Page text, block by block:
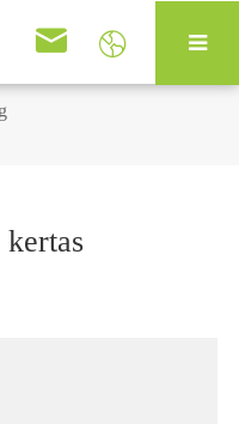
 